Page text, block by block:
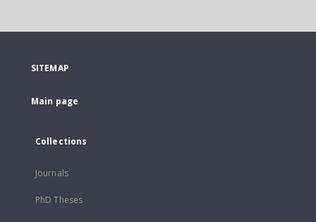
SITEMAP
Main page
Collections
Journals
PhD Theses